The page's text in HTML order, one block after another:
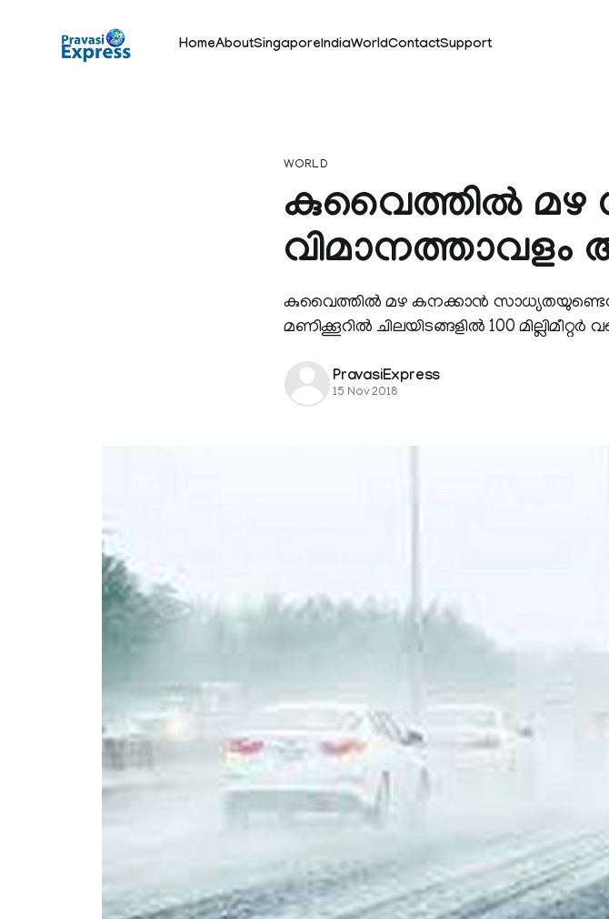
HomeAboutSingaporeIndiaWorldContactSupport
WORLD
കുവൈത്തിൽ മഴ
വിമാനത്താവളം
കുവൈത്തിൽ മഴ കനക്കാൻ
മണിക്കൂറിൽ ചിലയിടങ്ങളിൽ 100 മില്ലിമീറ്റർ
PravasiExpress
15 Nov 2018